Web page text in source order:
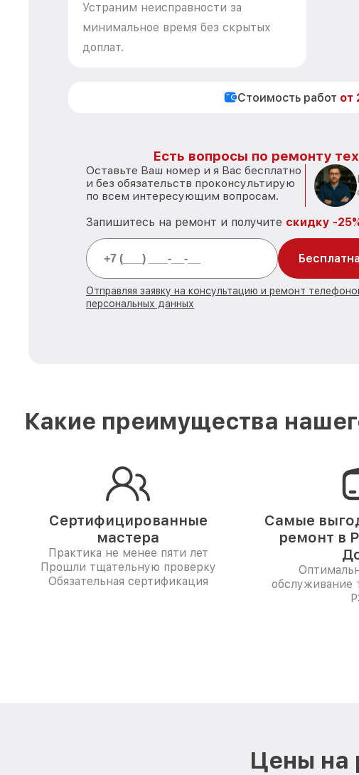
Устраним неисправности за
минимальное время без скрытых
доплат.
Стоимость работ от
Есть вопросы по ремонту
Оставьте Ваш номер и я Вас бесплатно
и без обязательств проконсультирую
по всем интересующим вопросам.
Запишитесь на ремонт и получите скидку -
Отправляя заявку на консультацию и ремонт
персональных данных
Какие преимущества
Сертифицированные
мастера
Практика не менее пяти лет
Прошли тщательную проверку
Обязательная сертификация
Самые
ремонт в
обслуживание
Цены на